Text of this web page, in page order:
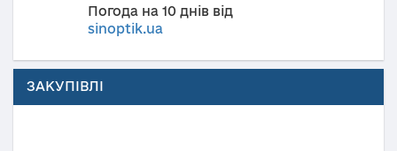
Погода на 10 днів від
sinoptik.ua
ЗАКУПІВЛІ